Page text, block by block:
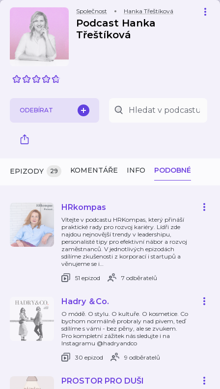
Společnost Hanka Třeštíková
Podcast Hanka
Třeštíková
ODEBÍRAT
EPIZODY 29 KOMENTÁŘE INFO PODOBNÉ
HRkompas
Vítejte v podcastu HRKompas, který přináší
praktické rady pro rozvoj kariéry. Lídři zde
najdou nejnovější trendy v leadershipu,
personalisté tipy pro efektivní nábor a rozvoj
zaměstnanců. V jednotlivých epizodách
sdílíme zkušenosti z korporací i startupů a
věnujeme se i…
51 epizod
7 odběratelů
Hadry ＆Co.
O módě. O stylu. O kultuře. O kosmetice. Co
bychom normálně probraly nad pivem, teď
sdílíme s vámi - bez pěny, ale se zvukem.
Pro kompletní zážitek nás sledujte i na
Instagramu @hadryandco
30 epizod
9 odběratelů
PROSTOR PRO DUŠI